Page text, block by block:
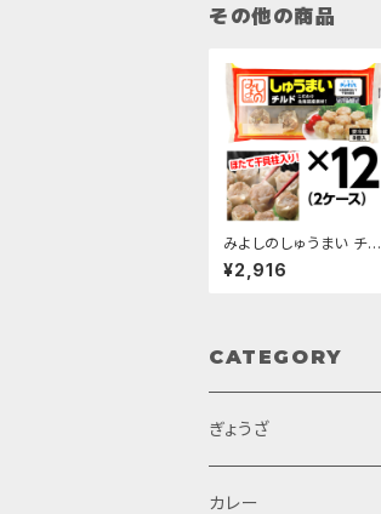
その他の商品
みよしのしゅうまい チル
ド/6パック入×2ケース
¥2,916
CATEGORY
ぎょうざ
カレー